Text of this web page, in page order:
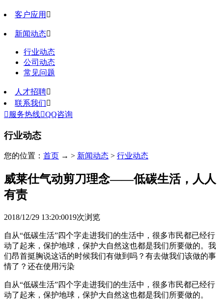
客户应用 
新闻动态
行业动态
公司动态
常见问题
人才招聘
联系我们
 服务热线QQ咨询
行业动态
您的位置： 首页 → > 新闻动态 > 行业动态
威莱仕气动剪刀理念——低碳生活，人人
有责
2018/12/29 13:20:0019次浏览
自从“低碳生活”四个字走进我们的生活中，很多市民都已经行
动了起来，保护地球，保护大自然这也都是我们所要做的。我
们昂首挺胸说这话的时候我们有做到吗？有去做我们该做的事
情了？还在使用污染
自从“低碳生活”四个字走进我们的生活中，很多市民都已经行
动了起来，保护地球，保护大自然这也都是我们所要做的。